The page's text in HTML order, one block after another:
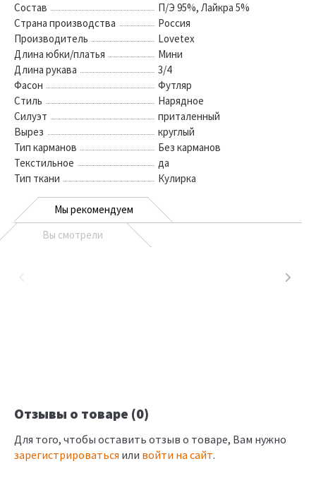
Состав
П/Э 95%, Лайкра 5%
Страна производства
Россия
Производитель
Lovetex
Длина юбки/платья
Мини
Длина рукава
3/4
Фасон
Футляр
Стиль
Нарядное
Силуэт
приталенный
Вырез
круглый
Тип карманов
Без карманов
Текстильное
да
Тип ткани
Кулирка
Мы рекомендуем
Вы смотрели
Отзывы о товаре (0)
Для того, чтобы оставить отзыв о товаре, Вам нужно
зарегистрироваться или войти на сайт.